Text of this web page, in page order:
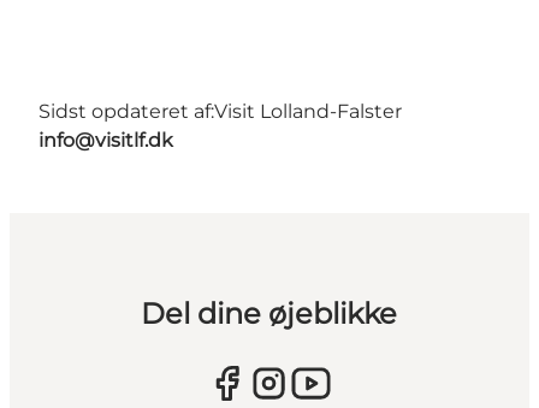
Sidst opdateret af:Visit Lolland-Falster
info@visitlf.dk
Del dine øjeblikke